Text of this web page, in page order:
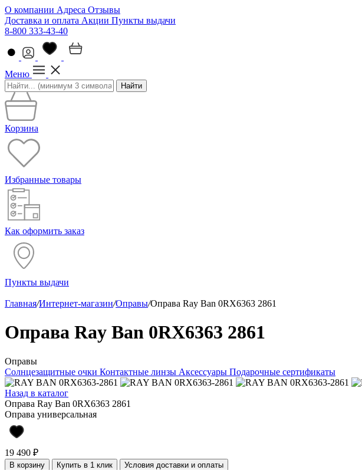
О компании Адреса Отзывы
Доставка и оплата Акции Пункты выдачи
8-800 333-43-40
Меню
Найти
Корзина
Избранные товары
Как оформить заказ
Пункты выдачи
Главная/Интернет-магазин/Оправы/Оправа Ray Ban 0RX6363 2861
Оправа Ray Ban 0RX6363 2861
Оправы
Солнцезащитные очки Контактные линзы Аксессуары Подарочные сертификаты
Назад в каталог
Оправа Ray Ban 0RX6363 2861
Оправа универсальная
19 490 ₽
В корзину Купить в 1 клик Условия доставки и оплаты